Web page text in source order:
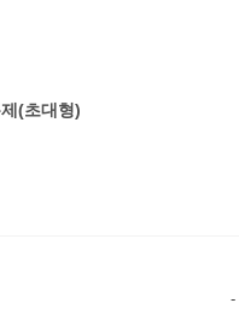
(초대형)
-